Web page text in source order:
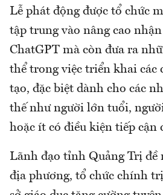
Lễ phát động được tổ chức
tập trung vào nâng cao
ChatGPT mà còn đưa ra
thể trong việc triển khai các
tạo, đặc biệt dành cho các
thế như người lớn tuổi,
hoặc ít có điều kiện tiếp cận
Lãnh đạo tỉnh Quảng Trị đề
địa phương, tổ chức chính